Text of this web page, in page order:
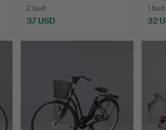
2 bud
37 USD
1 bud
32